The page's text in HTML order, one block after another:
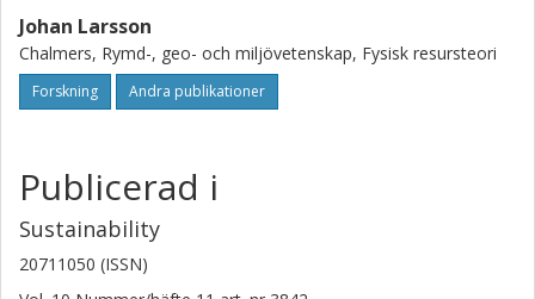
Johan Larsson
Chalmers, Rymd-, geo- och miljövetenskap, Fysisk resursteori
Forskning Andra publikationer
Publicerad i
Sustainability
20711050 (ISSN)